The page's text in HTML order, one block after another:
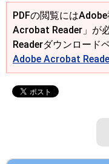
PDFの閲覧には
Acrobat Reader」が
Readerダウンロード
Adobe Acrobat